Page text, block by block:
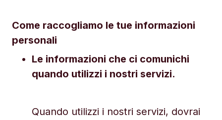
Come raccogliamo le tue informazioni
personali
Le informazioni che ci comunichi
quando utilizzi i nostri servizi.
Quando utilizzi i nostri servizi, dovrai